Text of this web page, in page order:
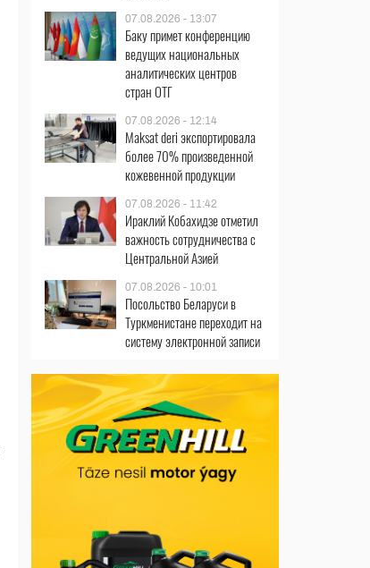
07.08.2026 - 13:07
Баку примет конференцию
ведущих национальных
аналитических центров
стран ОТГ
07.08.2026 - 12:14
Maksat deri экспортировала
более 70% произведенной
кожевенной продукции
07.08.2026 - 11:42
Ираклий Кобахидзе отметил
важность сотрудничества с
Центральной Азией
07.08.2026 - 10:01
Посольство Беларуси в
Туркменистане переходит на
систему электронной записи